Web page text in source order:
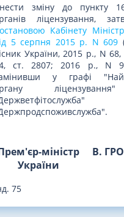
зміну до пункту
ліцензування,
Кабінету
5 серпня 2015 р. N 609
України, 2015 р., N
ст. 2807; 2016 р., N
у графі
міністр
України
В.
75